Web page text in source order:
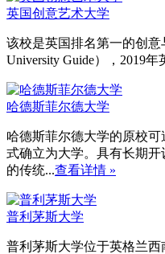
英国创意艺术大学
该校是英国排名第一的创意
University Guide），2019
哈德斯菲尔德大学
哈德斯菲尔德大学的原校
式确立为大学。具有长期
的传统...查看详情 »
普利茅斯大学
普利茅斯大学位于英格兰